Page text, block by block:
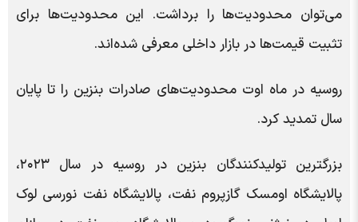
می‌توان محدودیت‌ها را برداشت. این محدودیت‌ها برای
تثبیت قیمت‌ها در بازار داخلی معرفی شده‌اند.
روسیه در ماه اوت محدودیت‌های صادرات بنزین را تا پایان
سال تمدید کرد.
بزرگترین تولیدکنندگان بنزین در روسیه در سال ۲۰۲۳،
پالایشگاه اومسک گازپروم نفت، پالایشگاه نفت نورسی لوک